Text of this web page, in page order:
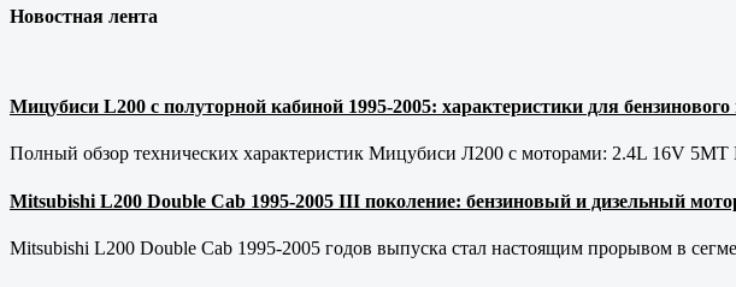
Новостная лента
Мицубиси L200 с полуторной кабиной 1995-2005: характеристики для бензинового
Полный обзор технических характеристик Мицубиси Л200 с моторами: 2.4L 16V
Mitsubishi L200 Double Cab 1995-2005 III поколение: бензиновый и дизельный
Mitsubishi L200 Double Cab 1995-2005 годов выпуска стал настоящим прорывом в